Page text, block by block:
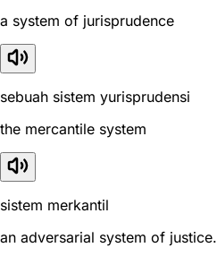
a system of jurisprudence
sebuah sistem yurisprudensi
the mercantile system
sistem merkantil
an adversarial system of justice.